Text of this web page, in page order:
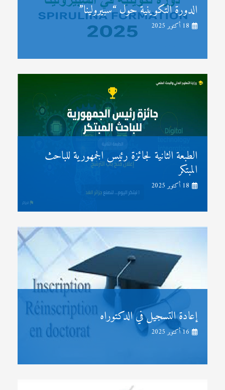
الدورة التكوينية حول “سبيرولينا”
18 أكتوبر 2025
الطبعة الثانية لجائزة رئيس الجمهورية للباحث
المبتكر
18 أكتوبر 2025
إعادة التسجيل في الدكتوراه
16 أكتوبر 2025